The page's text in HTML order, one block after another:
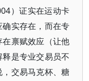
）证实在运动卡
实存在，而在专
禀赋效应（让他
是专业交易员不
交易马克杯、糖